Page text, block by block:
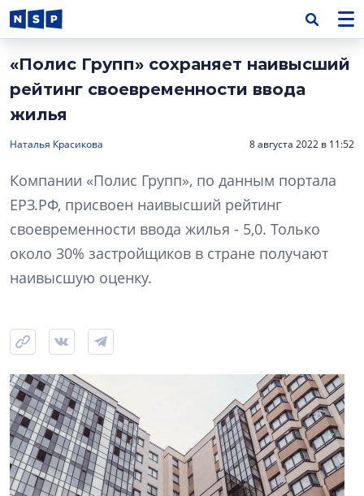
«Полис Групп» сохраняет наивысший
рейтинг своевременности ввода
жилья
Наталья Красикова 8 августа 2022 в 11:52
Компании «Полис Групп», по данным портала
ЕРЗ.РФ, присвоен наивысший рейтинг
своевременности ввода жилья - 5,0. Только
около 30% застройщиков в стране получают
наивысшую оценку.